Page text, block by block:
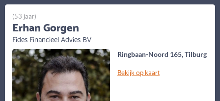
Ringbaan-Noord 165, Tilburg
Bekijk op kaart
(53 jaar)
Erhan Gorgen
Fides Financieel Advies BV